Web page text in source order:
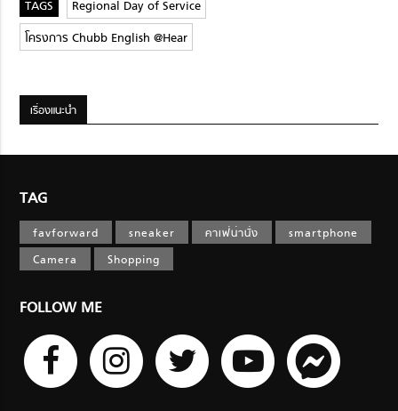
Regional Day of Service
โครงการ Chubb English @Hear
เรื่องแนะนำ
TAG
favforward sneaker คาเฟ่น่านั่ง
smartphone
Camera
Shopping
FOLLOW ME